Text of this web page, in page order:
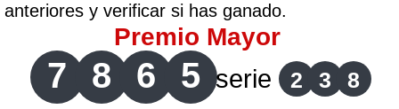
anteriores y verificar si has ganado.
Premio Mayor
7 8 6 5 serie 2 3 8